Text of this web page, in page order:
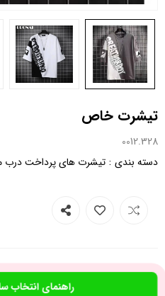
تیشرت خاص
0012.328
دسته بندی : تیشرت های پرداخت درب
راهنمای انتخاب